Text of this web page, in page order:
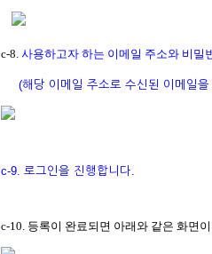
c-8. 사용하고자 하는 이메일 주소와 비밀
(해당 이메일 주소로 수신된 이메일
c-9.로그인을 진행합니다.
c-10. 등록이 완료되면 아래와 같은 화면